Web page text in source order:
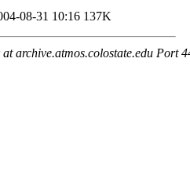
08-31 10:16 137K
archive.atmos.colostate.edu Port